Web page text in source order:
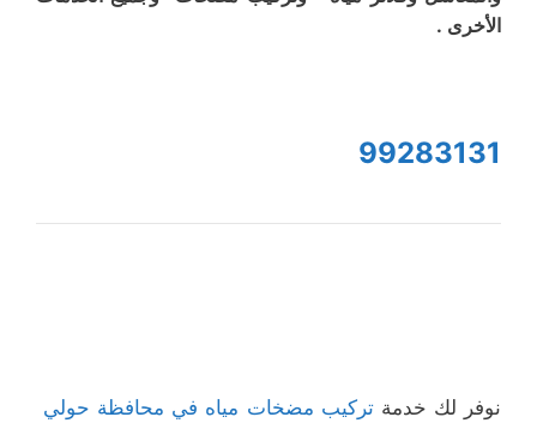
الأخرى .
99283131
نوفر لك خدمةتركيب مضخات مياه في محافظة حولي